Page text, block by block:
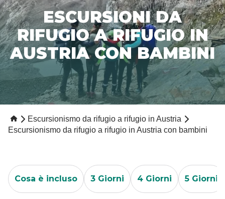
ESCURSIONI DA
RIFUGIO A RIFUGIO IN
AUSTRIA CON BAMBINI
Escursionismo da rifugio a rifugio in Austria
Escursionismo da rifugio a rifugio in Austria con bambini
Cosa è incluso 3 Giorni 4 Giorni 5 Giorni